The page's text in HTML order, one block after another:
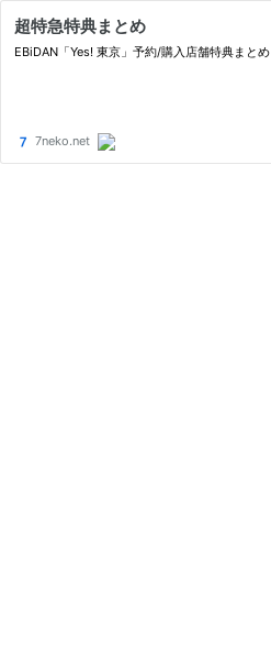
超特急特典まとめ
EBiDAN「Yes! 東京」予約/購入店舗特典まとめ
7neko.net